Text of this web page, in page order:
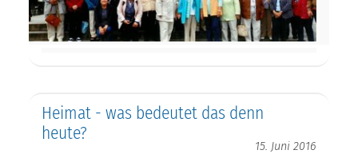
Heimat - was bedeutet das denn
heute?
15. Juni 2016